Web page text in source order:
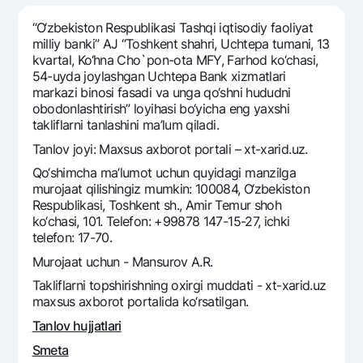
Hamma uchun USD uchun
Talab qilib olinguncha USD
Oltin omonat
NBU’dan oltin quymalar
Kumush omonat
UzCard/HUMO
Visa
Visa FIFA
Mastercard
Ish haqi
Garmin pay
Eskrou hisobvarag‘i
Tariflar
Aksiyalar
Ko'p beriladigan savollar
Sayt bo‘yicha qidiring
Qidirish
Foydali havolalar
Ko'p beriladigan savollar
Matbuot markazi
“O‘zbekiston Respublikasi Tashqi iqtisodiy faoliyat
milliy banki” AJ “Toshkеnt shahri, Uchtеpa tumani, 13
kvartal, Ko‘hna Cho`pon-ota MFY, Farhod ko‘chasi,
54-uyda joylashgan Uchtеpa Bank xizmatlari
markazi binosi fasadi va unga qo‘shni hududni
obodonlashtirish” loyihasi bo‘yicha eng yaxshi
takliflarni tanlashini ma’lum qiladi.
Tanlov joyi: Maxsus axborot portali – xt-xarid.uz.
Qo‘shimcha ma’lumot uchun quyidagi manzilga
murojaat qilishingiz mumkin: 100084, O‘zbekiston
Respublikasi, Toshkent sh., Amir Temur shoh
ko‘chasi, 101. Telefon: +99878 147-15-27, ichki
telefon: 17-70.
Murojaat uchun - Mansurov A.R.
Takliflarni topshirishning oxirgi muddati - xt-xarid.uz
maxsus axborot portalida ko‘rsatilgan.
Tanlov hujjatlari
Smeta